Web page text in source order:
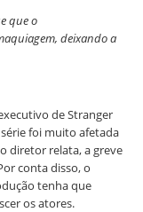
que o
deixando a
de Stranger
foi muito afetada
diretor relata, a greve
conta disso, o
tenha que
os atores.